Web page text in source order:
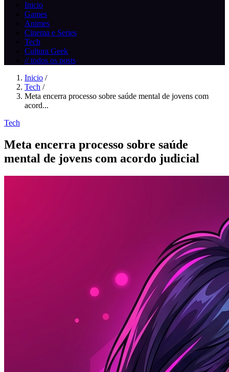
Inicio
Games
Animes
Cinema e Series
Tech
Cultura Geek
// todos os posts
Inicio /
Tech /
Meta encerra processo sobre saúde mental de jovens com
acord...
Tech
Meta encerra processo sobre saúde
mental de jovens com acordo judicial